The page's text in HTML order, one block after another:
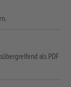
als PDF